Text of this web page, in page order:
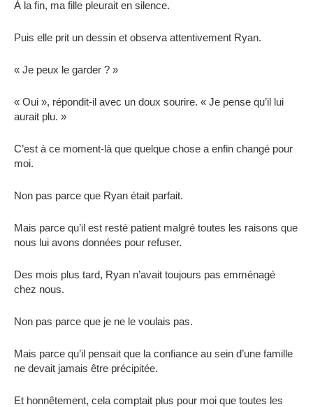
À la fin, ma fille pleurait en silence.
Puis elle prit un dessin et observa attentivement Ryan.
« Je peux le garder ? »
« Oui », répondit-il avec un doux sourire. « Je pense qu’il lui
aurait plu. »
C’est à ce moment-là que quelque chose a enfin changé pour
moi.
Non pas parce que Ryan était parfait.
Mais parce qu’il est resté patient malgré toutes les raisons que
nous lui avons données pour refuser.
Des mois plus tard, Ryan n’avait toujours pas emménagé
chez nous.
Non pas parce que je ne le voulais pas.
Mais parce qu’il pensait que la confiance au sein d’une famille
ne devait jamais être précipitée.
Et honnêtement, cela comptait plus pour moi que toutes les